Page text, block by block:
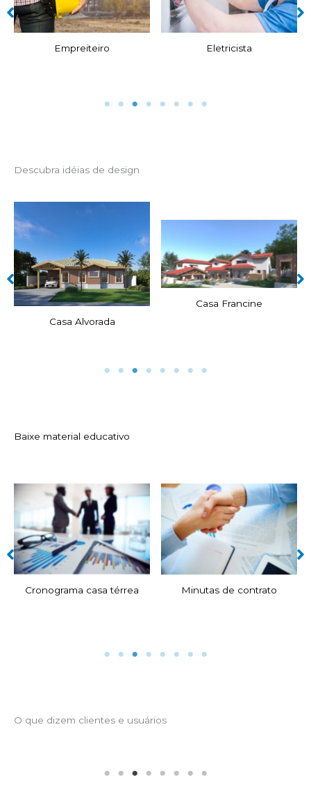
Empreiteiro Eletricista
Descubra idéias de design
Casa Alvorada
Casa Francine
Baixe material educativo
Cronograma casa térrea Minutas de contrato
O que dizem clientes e usuários
teria a mínima ideia.